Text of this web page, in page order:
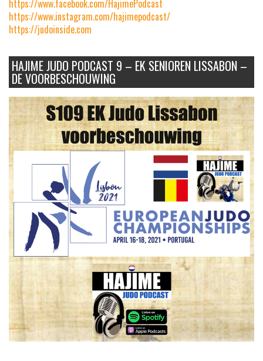
https://www.facebook.com/HajimePodcast
https://www.instagram.com/hajimepodcast/
https://judoinside.com
HAJIME JUDO PODCAST 9 – EK SENIOREN LISSABON –
DE VOORBESCHOUWING